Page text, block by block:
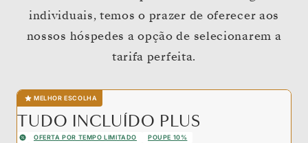
individuais, temos o prazer de oferecer aos
nossos hóspedes a opção de selecionarem a
tarifa perfeita.
MELHOR ESCOLHA
TUDO INCLUÍDO PLUS
OFERTA POR TEMPO LIMITADO POUPE 10%